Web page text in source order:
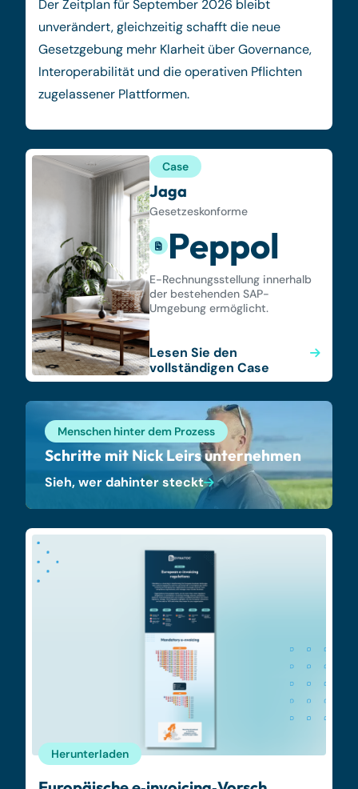
Der Zeitplan für September 2026 bleibt
unverändert, gleichzeitig schafft die neue
Gesetzgebung mehr Klarheit über Governance,
Interoperabilität und die operativen Pflichten
zugelassener Plattformen.
Case
Jaga
Gesetzeskonforme
Peppol
E-Rechnungsstellung innerhalb
der bestehenden SAP-
Umgebung ermöglicht.
Lesen Sie den
vollständigen Case
Menschen hinter dem Prozess
Schritte mit Nick Leirs unternehmen
Sieh, wer dahinter steckt
Herunterladen